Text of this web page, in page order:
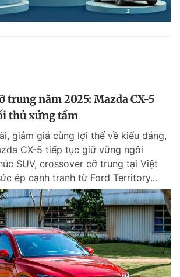
trung năm 2025: Mazda CX-5
thủ xứng tầm
giảm giá cùng lợi thế về kiểu dáng,
CX-5 tiếp tục giữ vững ngôi
SUV, crossover cỡ trung tại Việt
ép cạnh tranh từ Ford Territory...